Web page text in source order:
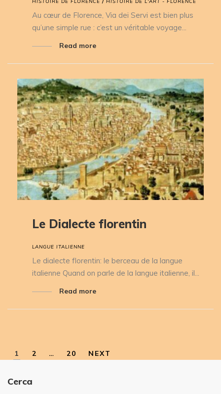
HISTOIRE DE FLORENCE HISTOIRE DE L'ART - FLORENCE
Au cœur de Florence, Via dei Servi est bien plus
qu’une simple rue : c’est un véritable voyage...
Read more
LANGUE ITALIENNE
Le Dialecte florentin
Le dialecte florentin: le berceau de la langue
italienne Quand on parle de la langue italienne, il...
Read more
1 2 … 20 NEXT
Cerca